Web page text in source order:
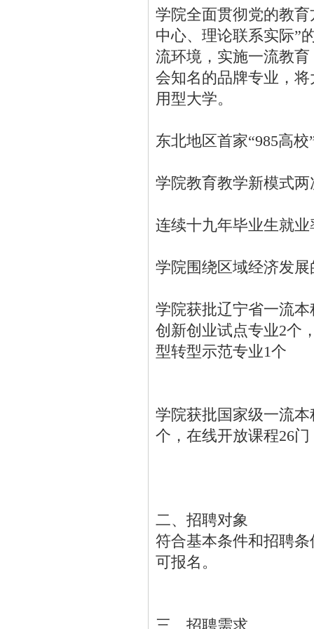
学院全面贯彻党的教
中心、理论联系实际”
流环境，实施一流教
会知名的品牌专业，
用型大学。
东北地区首家“985高
学院教育教学新模式
连续十九年毕业生就
学院围绕区域经济发
学院获批辽宁省一流
创新创业试点专业2个
型转型示范专业1个
学院获批国家级一流
个，在线开放课程26门
二、招聘对象
符合基本条件和招聘
可报名。
三、招聘需求